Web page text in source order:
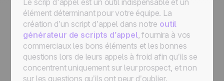
Le scrip d'appel est un outil indispensable et un
élément déterminant pour votre équipe. La
création d’un script d’appel dans notre outil
générateur de scripts d’appel, fournira à vos
commerciaux les bons éléments et les bonnes
questions lors de leurs appels à froid afin qu’ils se
concentrent uniquement sur leur prospect, et non
sur les questions qu’ils ont peur d’oublier.